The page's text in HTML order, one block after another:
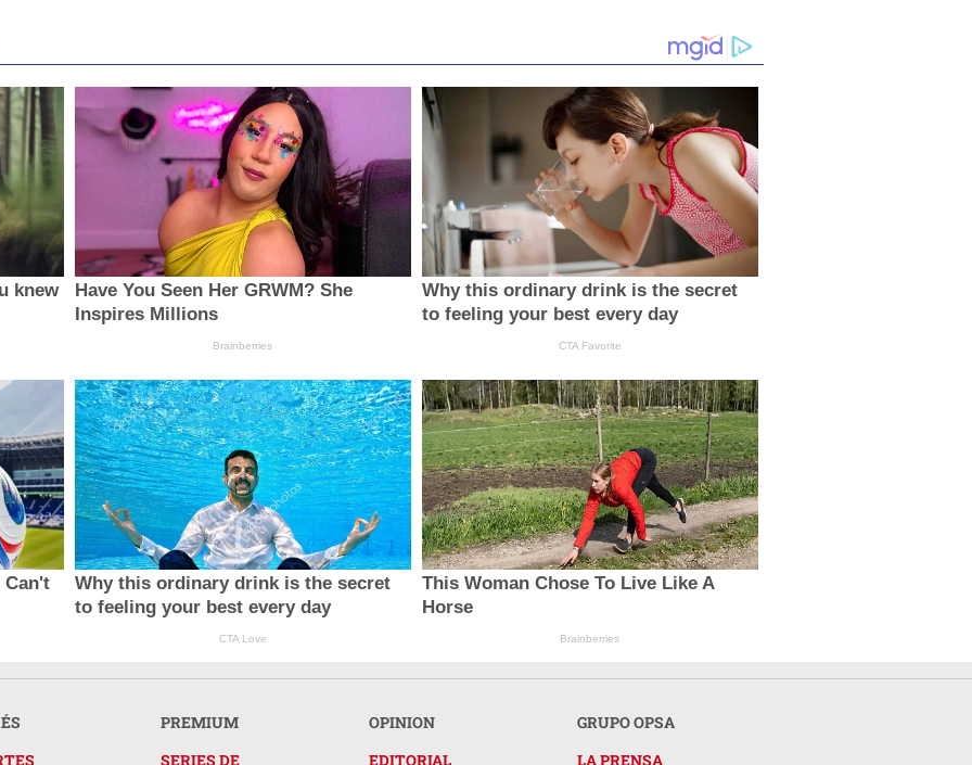
knew
Have You Seen Her GRWM? She
Inspires Millions
Brainberries
Why this ordinary drink is the secret
to feeling your best every day
CTA Favorite
Can't
Why this ordinary drink is the secret
to feeling your best every day
CTA Love
This Woman Chose To Live Like A
Horse
Brainberries
PREMIUM
SERIES DE
OPINION
EDITORIAL
GRUPO OPSA
LA PRENSA